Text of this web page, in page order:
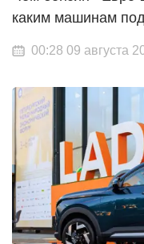
каким машинам
00:28 09 августа